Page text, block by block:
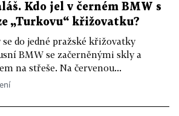
Kdo jel v černém BMW s
„Turkovu“ křižovatku?
do jedné pražské křižovatky
BMW se začerněnými skly a
na střeše. Na červenou...